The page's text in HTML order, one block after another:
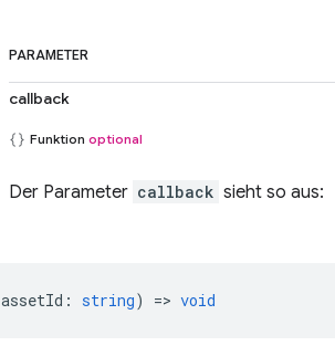
PARAMETER
callback
Funktion optional
Der Parameter callback sieht so aus:
assetId : string) => void